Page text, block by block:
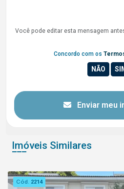
Você pode editar esta mensagem
Concordo com os
Enviar meu
Imóveis Similares
Cód. 2214